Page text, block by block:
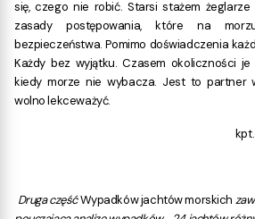
się, czego nie robić. Starsi stażem
zasady postępowania, które na
bezpieczeństwa. Pomimo doświadczenia
Każdy bez wyjątku. Czasem okoliczności
kiedy morze nie wybacza. Jest to partner
wolno lekceważyć.
Druga częśćWypadków jachtów morskich